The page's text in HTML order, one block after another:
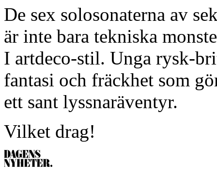
De sex solosonaterna av
är inte bara tekniska
I artdeco-stil. Unga rysk-
fantasi och fräckhet som
ett sant lyssnaräventyr.
Vilket drag!